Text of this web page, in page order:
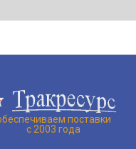
поставки
с 2003 года